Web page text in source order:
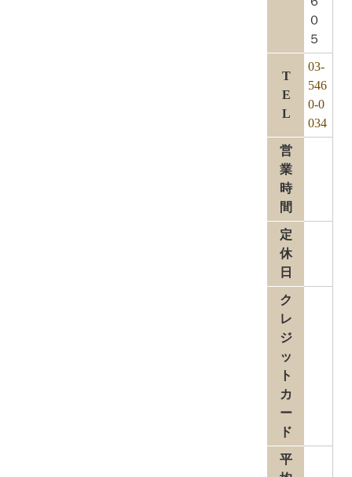
０
５
T
E
L
03-
546
0-0
034
営
業
時
間
定
休
日
ク
レ
ジ
ッ
ト
カ
ー
ド
平